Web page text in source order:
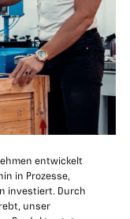
entwickelt
in Prozesse,
investiert. Durch
unser